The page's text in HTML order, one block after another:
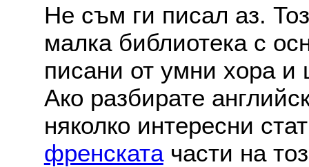
Не съм ги писал аз.
малка библиотека с
писани от умни хора и
Ако разбирате
няколко интересни
френскатачасти на